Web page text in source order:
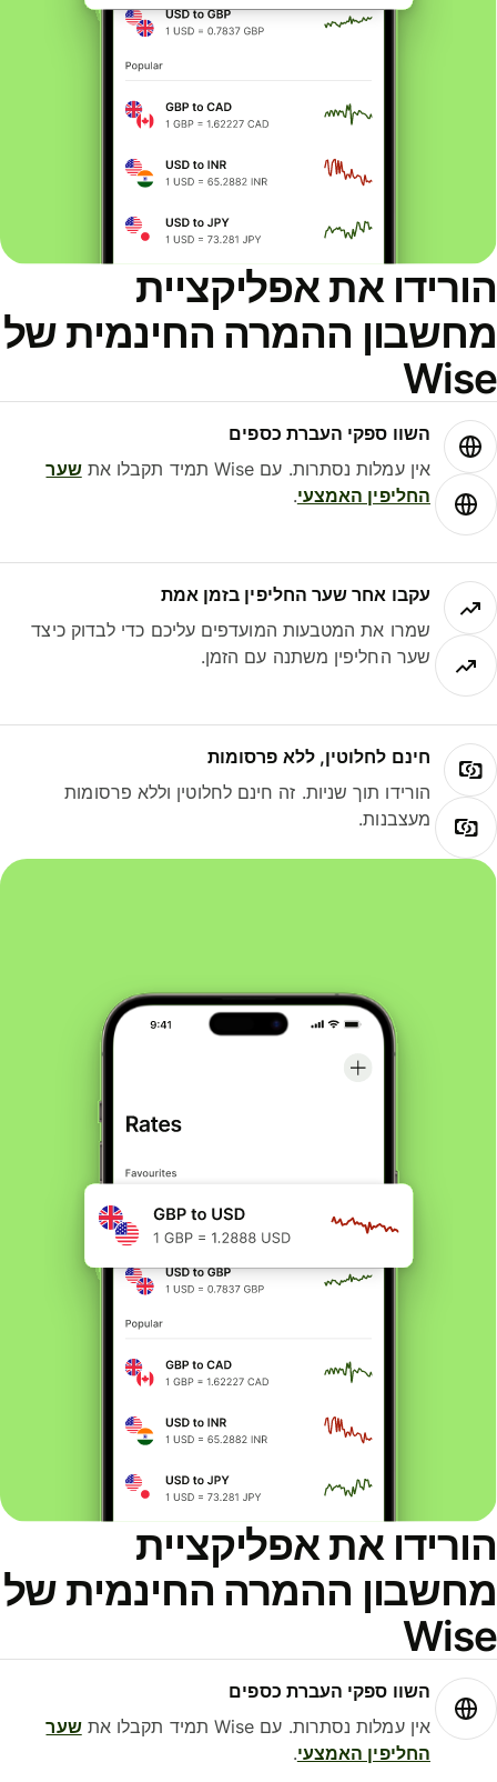
הורידו את אפליקציית
מחשבון ההמרה החינמית של
Wise
השוו ספקי העברת כספים
אין עמלות נסתרות. עם Wise תמיד תקבלו את
שער
החליפין האמצעי.
עקבו אחר שער החליפין בזמן אמת
שמרו את המטבעות המועדפים עליכם כדי לבדוק כיצד
שער החליפין משתנה עם הזמן.
חינם לחלוטין, ללא פרסומות
הורידו תוך שניות. זה חינם לחלוטין וללא פרסומות
מעצבנות.
הורידו את אפליקציית
מחשבון ההמרה החינמית של
Wise
השוו ספקי העברת כספים
אין עמלות נסתרות. עם Wise תמיד תקבלו את
שער
החליפין האמצעי.